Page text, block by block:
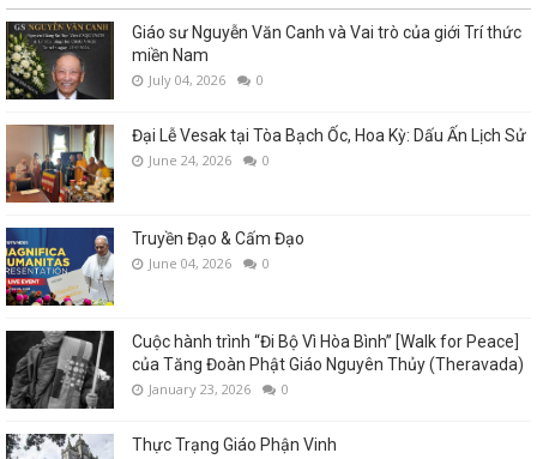
Giáo sư Nguyễn Văn Canh và Vai trò của giới Trí thức
miền Nam
July 04, 2026 0
Đại Lễ Vesak tại Tòa Bạch Ốc, Hoa Kỳ: Dấu Ấn Lịch Sử
June 24, 2026 0
Truyền Đạo & Cấm Đạo
June 04, 2026 0
Cuộc hành trình “Đi Bộ Vì Hòa Bình” [Walk for Peace]
của Tăng Đoàn Phật Giáo Nguyên Thủy (Theravada)
January 23, 2026 0
Thực Trạng Giáo Phận Vinh